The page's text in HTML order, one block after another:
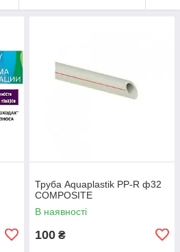
Труба Aquaplastik PP-R ф32
COMPOSITE
В наявності
100 ₴